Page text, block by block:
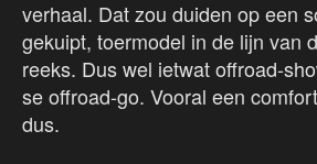
verhaal. Dat zou duiden op een
gekuipt, toermodel in de lijn van
reeks. Dus wel ietwat offroad-
se offroad-go. Vooral een
dus.